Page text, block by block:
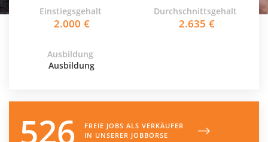
Einstiegsgehalt
2.000
Durchschnittsgehalt
2.635
Ausbildung
Ausbildung
526 FREIE JOBS ALS VERKÄUFER
IN UNSERER JOBBÖRSE